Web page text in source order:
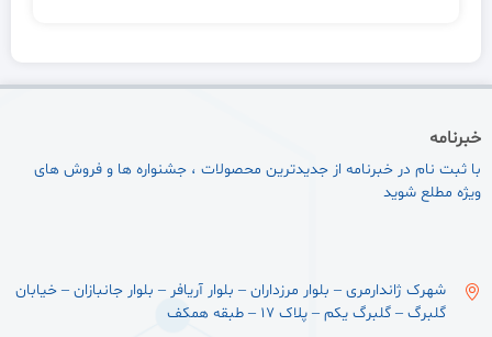
خبرنامه
با ثبت نام در خبرنامه از جدیدترین محصولات ، جشنواره ها و فروش های
ویژه مطلع شوید
شهرک ژاندارمری – بلوار مرزداران – بلوار آریافر – بلوار جانبازان – خیابان
گلبرگ – گلبرگ یکم – پلاک ۱۷ – طبقه همکف